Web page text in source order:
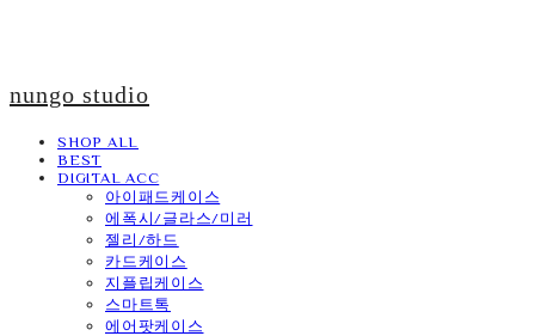
nungo studio
SHOP ALL
BEST
DIGITAL ACC
아이패드케이스
에폭시/글라스/미러
젤리/하드
카드케이스
지플립케이스
스마트톡
에어팟케이스